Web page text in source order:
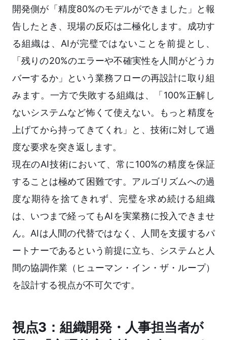
開発側が「精度80%のモデルができました」と報
告したとき、現場の反応は二極化します。成功す
る組織は、AIが完璧ではないことを前提とし、
「残りの20%のエラーや不確実性を人間がどうカ
バーするか」という業務フローの再設計に取り組
みます。一方で失敗する組織は、「100%正解し
ないシステムなど怖くて使えない。もっと精度を
上げてから持ってきてくれ」と、技術に対して過
度な要求を突き返します。
現在のAI技術において、常に100%の精度を保証
することは極めて困難です。アルゴリズムへの過
度な期待を捨てきれず、完璧を求め続ける組織
は、いつまで経ってもAIを実業務に投入できませ
ん。AIは人間の代替ではなく、人間を支援するパ
ートナーであるという前提に立ち、システムと人
間の協調作業（ヒューマン・イン・ザ・ループ）
を設計する視点が不可欠です。
視点3：組織開発・人事担当者が